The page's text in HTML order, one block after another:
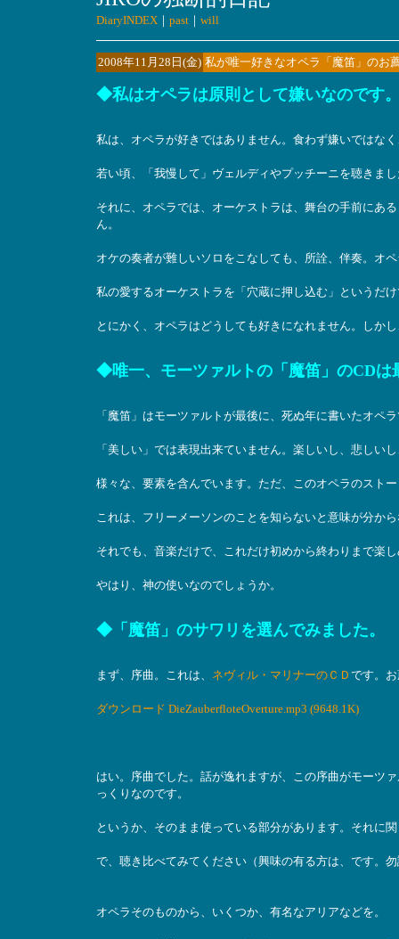
DiaryINDEX｜ past｜ will
2008年11月28日(金) 私が唯一好きなオペラ「魔笛」のお
◆私はオペラは原則として嫌いなのです
私は、オペラが好きではありません。食わず嫌いではな
若い頃、「我慢して」ヴェルディやプッチーニを聴きま
それに、オペラでは、オーケストラは、舞台の手前にあ
ん。
オケの奏者が難しいソロをこなしても、所詮、伴奏。オ
私の愛するオーケストラを「穴蔵に押し込む」というだ
とにかく、オペラはどうしても好きになれません。しか
◆唯一、モーツァルトの「魔笛」のCDは
「魔笛」はモーツァルトが最後に、死ぬ年に書いたオペ
「美しい」では表現出来ていません。楽しいし、悲しい
様々な、要素を含んでいます。ただ、このオペラのスト
これは、フリーメーソンのことを知らないと意味が分か
それでも、音楽だけで、これだけ初めから終わりまで楽
やはり、神の使いなのでしょうか。
◆「魔笛」のサワリを選んでみました。
まず、序曲。これは、 ネヴィル・マリナーのＣＤ です。
ダウンロード DieZauberfloteOverture.mp3 (9648.1K)
はい。序曲でした。話が逸れますが、この序曲がモーツ
っくりなのです。
というか、そのまま使っている部分があります。それに
で、聴き比べてみてください（興味の有る方は、です。
オペラそのものから、いくつか、有名なアリアなどを。